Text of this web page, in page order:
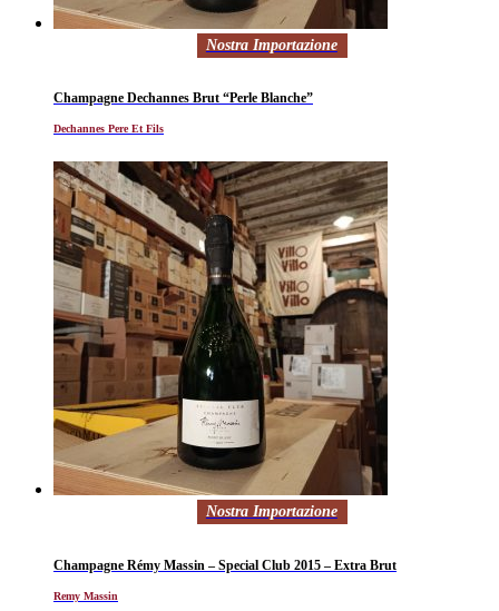
Nostra Importazione
Champagne Dechannes Brut “Perle Blanche”
Dechannes Pere Et Fils
Nostra Importazione
Champagne Rémy Massin – Special Club 2015 – Extra Brut
Remy Massin